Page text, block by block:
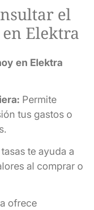
el
Elektra
en Elektra
Permite
tus gastos o
te ayuda a
al comprar o
ofrece